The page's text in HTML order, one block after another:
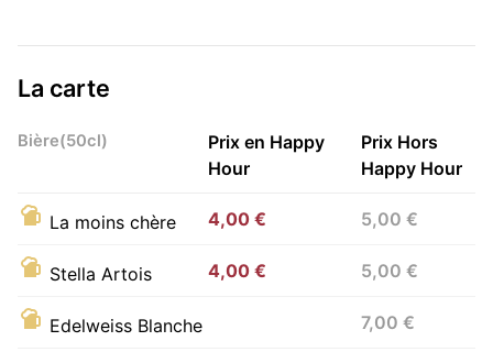
La carte
Bière(50cl)
Prix en Happy
Hour
Prix Hors
Happy Hour
La moins chère 4,00 € 5,00 €
Stella Artois 4,00 € 5,00 €
Edelweiss Blanche 7,00 €